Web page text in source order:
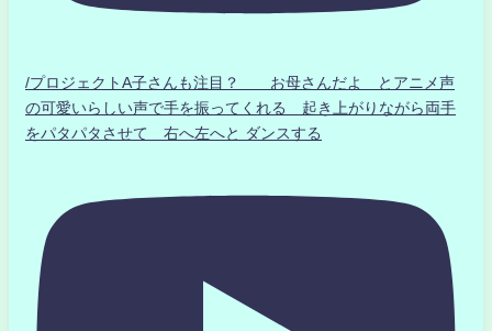
/プロジェクトA子さんも注目？ お母さんだよ とアニメ声
の可愛いらしい声で手を振ってくれる 起き上がりながら両手
をパタパタさせて 右へ左へと ダンスする